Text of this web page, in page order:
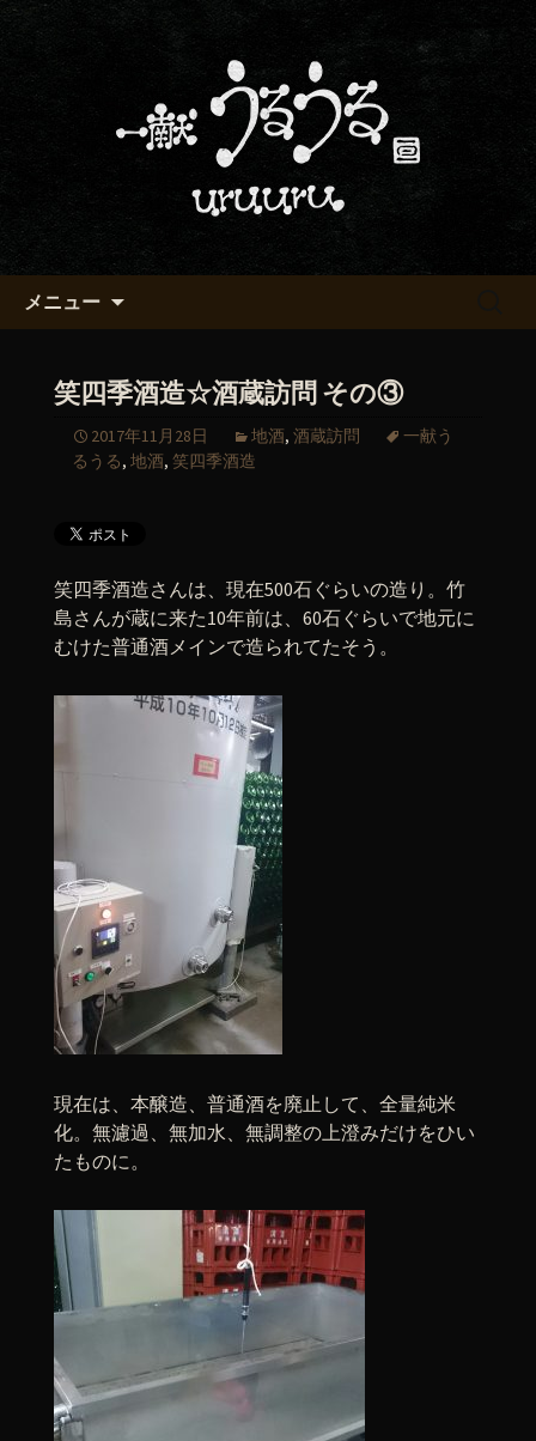
京都・五条でおいしい地酒が飲
める「一献うるうる」のブロ
京都・五条烏丸の町屋居酒屋「一献う
るうる」からのお知らせ
メニュー
笑四季酒造☆酒蔵訪問 その③
2017年11月28日 地酒, 酒蔵訪問
一献う
るうる, 地酒, 笑四季酒造
笑四季酒造さんは、現在500石ぐらいの造り。竹
島さんが蔵に来た10年前は、60石ぐらいで地元に
むけた普通酒メインで造られてたそう。
現在は、本醸造、普通酒を廃止して、全量純米
化。無濾過、無加水、無調整の上澄みだけをひい
たものに。